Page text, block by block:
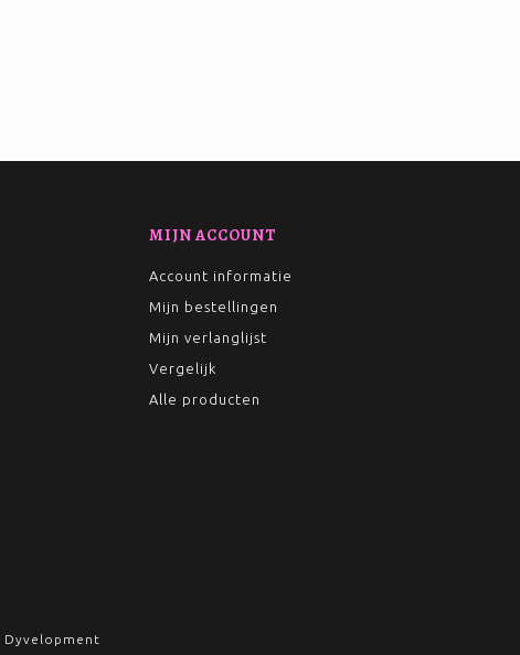
MIJN ACCOUNT
Account informatie
Mijn bestellingen
Mijn verlanglijst
Vergelijk
Alle producten
Dyvelopment